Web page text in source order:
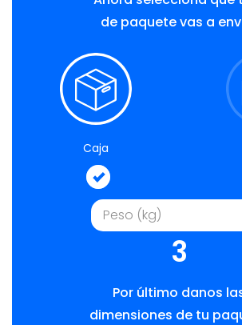
de paquete vas a
Caja
3
Por último danos
dimensiones de tu